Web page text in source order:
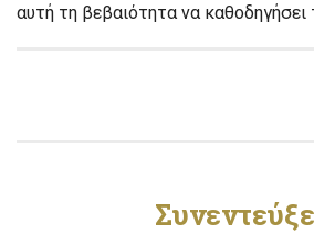
αυτή τη βεβαιότητα να καθοδηγήσει